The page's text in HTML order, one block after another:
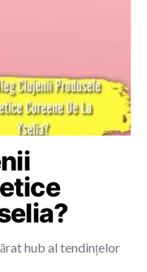
hub al tendințelor